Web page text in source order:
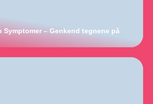
Symptomer – Genkend tegnene på